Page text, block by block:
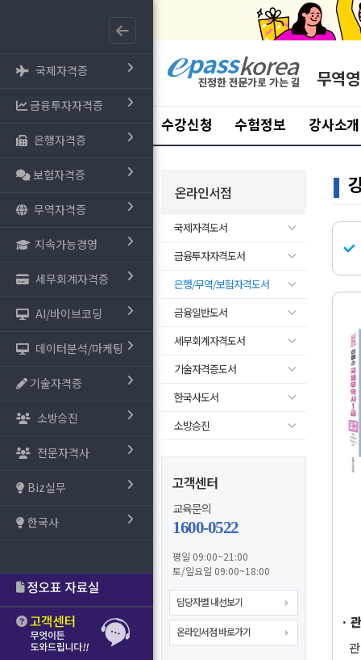
국제자격증
금융투자자격증
은행자격증
보험자격증
무역자격증
지속가능경영
세무회계자격증
AI/바이브코딩
데이터분석/마케팅
기술자격증
소방승진
전문자격사
Biz실무
한국사
무역
수강신청 수험정보 강사소개
온라인서점
국제자격도서
금융투자자격도서
은행/무역/보험자격도서
금융일반도서
세무회계자격도서
기술자격증도서
한국사도서
소방승진
고객센터
교육문의
1600-0522
평일 09:00~21:00
토/일요일 09:00~18:00
담당자별 내선보기
온라인서점 바로가기
·